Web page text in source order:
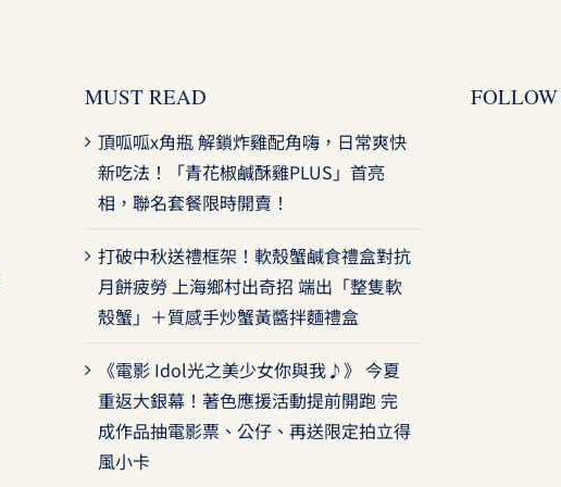
MUST READ
頂呱呱x角瓶 解鎖炸雞配角嗨，日常爽快
新吃法！「青花椒鹹酥雞PLUS」首亮
相，聯名套餐限時開賣！
打破中秋送禮框架！軟殼蟹鹹食禮盒對抗
月餅疲勞 上海鄉村出奇招 端出「整隻軟
殼蟹」＋質感手炒蟹黃醬拌麵禮盒
《電影 Idol光之美少女你與我♪》 今夏
重返大銀幕！著色應援活動提前開跑 完
成作品抽電影票、公仔、再送限定拍立得
風小卡